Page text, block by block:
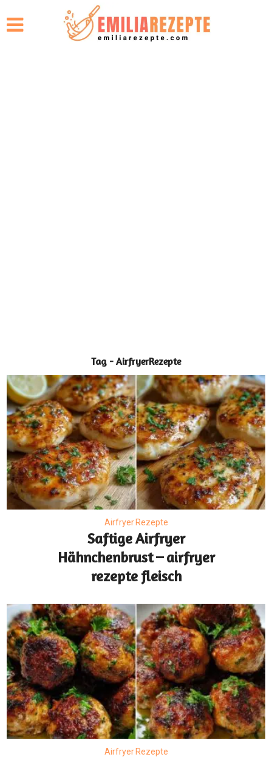
Tag - AirfryerRezepte
Airfryer Rezepte
Saftige Airfryer
Hähnchenbrust – airfryer
rezepte fleisch
Airfryer Rezepte